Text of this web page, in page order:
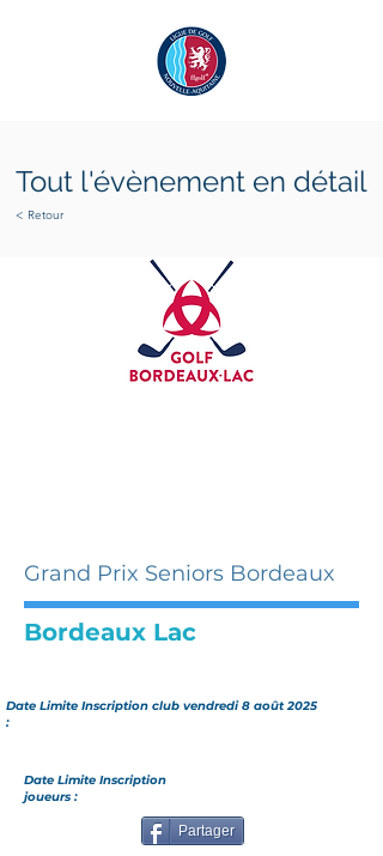
Tout l'évènement en détail
< Retour
Grand Prix Seniors Bordeaux
Bordeaux Lac
Date Limite Inscription club
:
vendredi 8 août 2025
Date Limite Inscription
joueurs :
Partager